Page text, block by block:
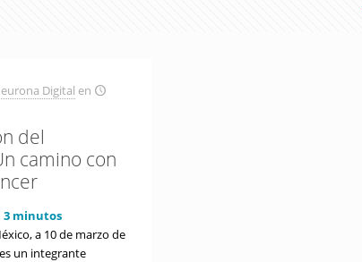
Digital en
del
camino con
3 minutos
a 10 de marzo de
un integrante